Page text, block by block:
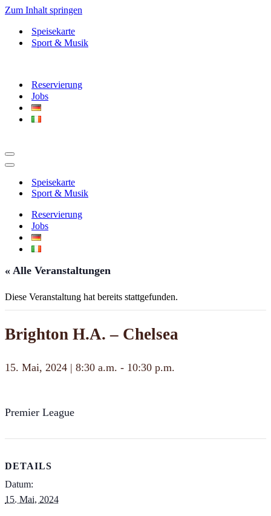
Zum Inhalt springen
Speisekarte
Sport & Musik
Reservierung
Jobs
Navigationsmenü
Navigationsmenü
Speisekarte
Sport & Musik
Reservierung
Jobs
« Alle Veranstaltungen
Diese Veranstaltung hat bereits stattgefunden.
Brighton H.A. – Chelsea
15. Mai, 2024 | 8:30 a.m. - 10:30 p.m.
Premier League
DETAILS
Datum:
15. Mai, 2024